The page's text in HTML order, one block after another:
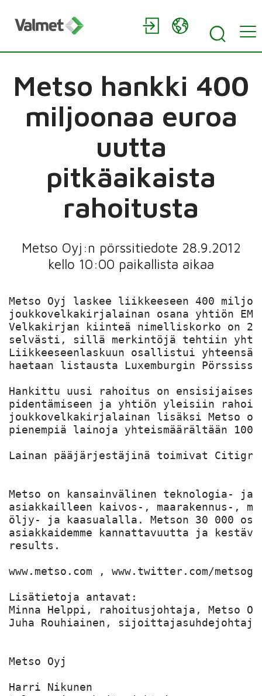
Metso hankki 400
miljoonaa euroa
uutta
pitkäaikaista
rahoitusta
Metso Oyj:n pörssitiedote 28.9.2012
kello 10:00 paikallista aikaa
Metso Oyj laskee liikkeeseen 400
joukkovelkakirjalainan osana yhtiön
Velkakirjan kiinteä nimelliskorko on
selvästi, sillä merkintöjä tehtiin
Liikkeeseenlaskuun osallistui
haetaan listausta Luxemburgin
Hankittu uusi rahoitus on
pidentämiseen ja yhtiön yleisiin
joukkovelkakirjalainan lisäksi Metso
pienempiä lainoja yhteismäärältään 100
Lainan pääjärjestäjinä toimivat
Metso on kansainvälinen teknologia-
asiakkailleen kaivos-, maarakennus-,
öljy- ja kaasualalla. Metson 30 000
asiakkaidemme kannattavuutta ja
results.
www.metso.com , www.twitter.com/
Lisätietoja antavat:
Minna Helppi, rahoitusjohtaja, Metso
Juha Rouhiainen,
Metso Oyj
Harri Nikunen